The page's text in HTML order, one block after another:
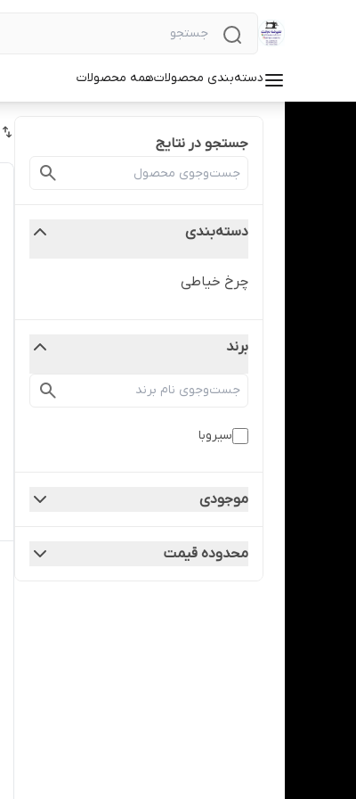
دسته‌بندی محصولاتهمه محصولات
جستجو در نتایج
دسته‌بندی
چرخ خیاطی
برند
سیروبا
موجودی
محدوده قیمت